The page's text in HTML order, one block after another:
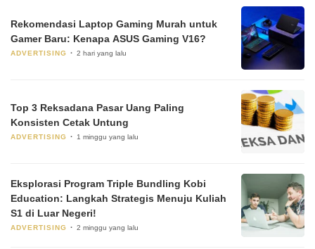
Rekomendasi Laptop Gaming Murah untuk
Gamer Baru: Kenapa ASUS Gaming V16?
ADVERTISING 2 hari yang lalu
Top 3 Reksadana Pasar Uang Paling
Konsisten Cetak Untung
ADVERTISING 1 minggu yang lalu
Eksplorasi Program Triple Bundling Kobi
Education: Langkah Strategis Menuju Kuliah
S1 di Luar Negeri!
ADVERTISING 2 minggu yang lalu